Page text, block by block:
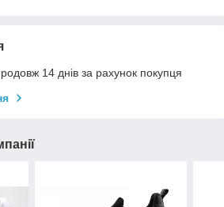
14 днів за рахунок покупця